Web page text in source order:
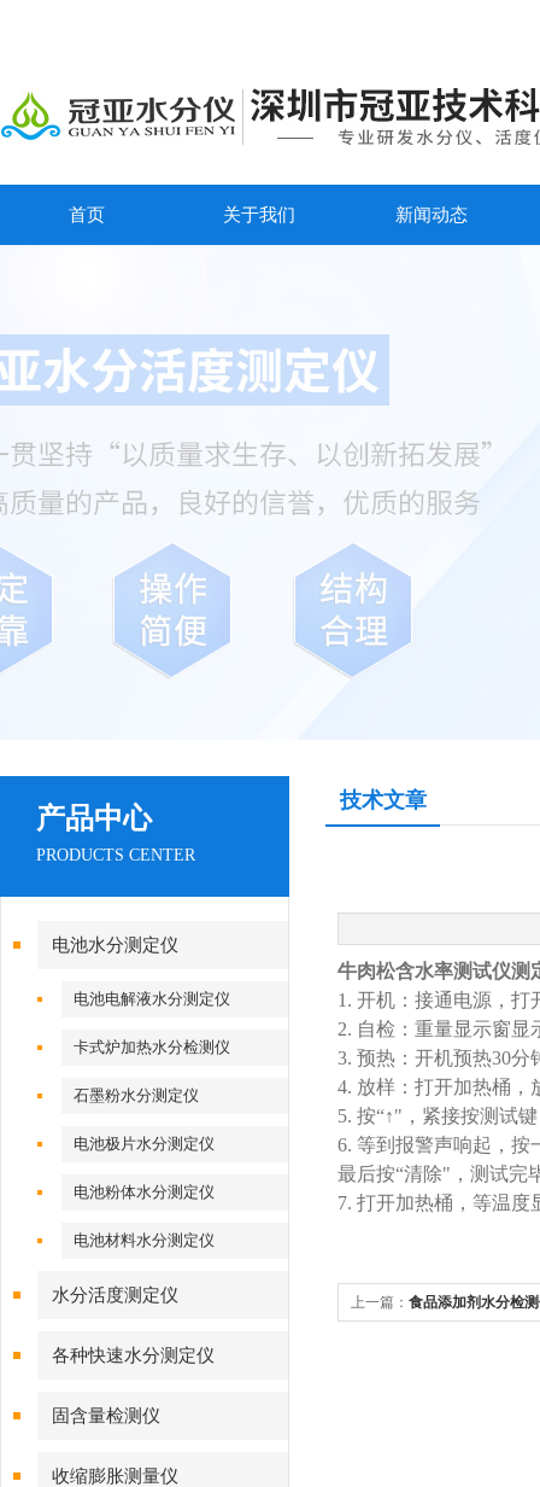
首页 关于我们 新闻动态
产品中心
PRODUCTS CENTER
电池水分测定仪
电池电解液水分测定仪
卡式炉加热水分检测仪
石墨粉水分测定仪
电池极片水分测定仪
电池粉体水分测定仪
电池材料水分测定仪
水分活度测定仪
各种快速水分测定仪
固含量检测仪
收缩膨胀测量仪
技术文章
牛肉松含水率测试仪测
1. 开机：接通电源，
2. 自检：重量显示窗
3. 预热：开机预热30
4. 放样：打开加热桶
5. 按“↑"，紧接按测
6. 等到报警声响起，按
最后按“清除"，测
7. 打开加热桶，等温
上一篇： 食品添加剂水分检